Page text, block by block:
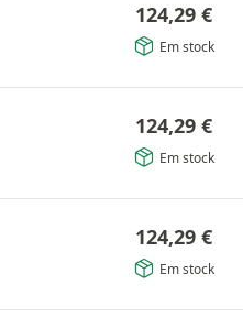
124,29 €
Em stock
124,29 €
Em stock
124,29 €
Em stock